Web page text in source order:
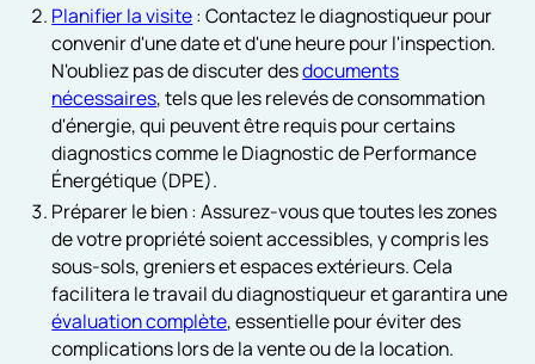
Planifier la visite: Contactez le diagnostiqueur pour
convenir d'une date et d'une heure pour l'inspection.
N'oubliez pas de discuter desdocuments
nécessaires, tels que les relevés de consommation
d'énergie, qui peuvent être requis pour certains
diagnostics comme le Diagnostic de Performance
Énergétique (DPE).
Préparer le bien : Assurez-vous que toutes les zones
de votre propriété soient accessibles, y compris les
sous-sols, greniers et espaces extérieurs. Cela
facilitera le travail du diagnostiqueur et garantira une
évaluation complète, essentielle pour éviter des
complications lors de la vente ou de la location.